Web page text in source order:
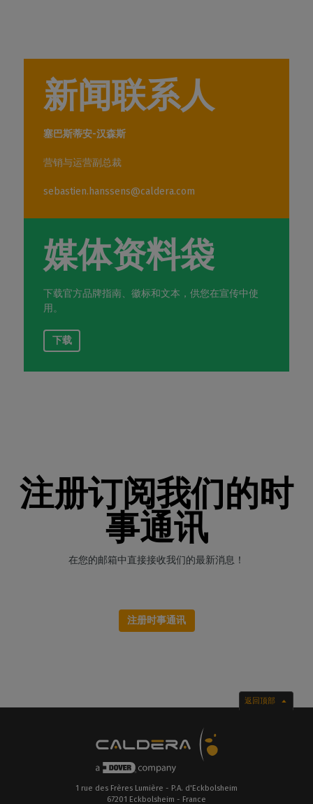
新闻联系人
塞巴斯蒂安-汉森斯
营销与运营副总裁
sebastien.hanssens@caldera.com
媒体资料袋
下载官方品牌指南、徽标和文本，供您在宣传中使
用。
下载
注册订阅我们的时
事通讯
在您的邮箱中直接接收我们的最新消息！
注册时事通讯
返回顶部
1 rue des Frères Lumière - P.A. d'Eckbolsheim
67201 Eckbolsheim - France